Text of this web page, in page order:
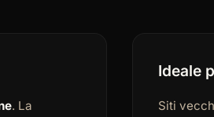
. La
Ideale
Siti